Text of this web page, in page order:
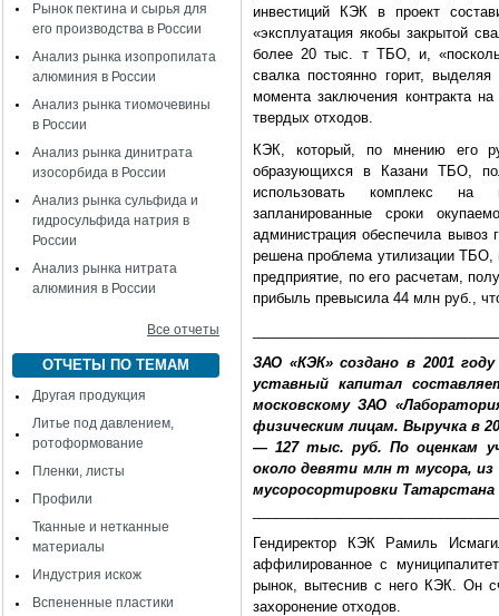
Рынок пектина и сырья для
его производства в России
Анализ рынка изопропилата
алюминия в России
Анализ рынка тиомочевины
в России
Анализ рынка динитрата
изосорбида в России
Анализ рынка сульфида и
гидросульфида натрия в
России
Анализ рынка нитрата
алюминия в России
Все отчеты
ОТЧЕТЫ ПО ТЕМАМ
Другая продукция
Литье под давлением,
ротоформование
Пленки, листы
Профили
Тканные и нетканные
материалы
Индустрия искож
Вспененные пластики
инвестиций КЭК в проект
«эксплуатация якобы закрытой
более 20 тыс. т ТБО, и,
свалка постоянно горит,
момента заключения контракта
твердых отходов.
КЭК, который, по мнению его
образующихся в Казани ТБО,
использовать комплекс на
запланированные сроки
администрация обеспечила
решена проблема утилизации
предприятие, по его расчетам,
прибыль превысила 44 млн руб.,
ЗАО «КЭК» создано в 2001
уставный капитал
московскому ЗАО
физическим лицам. Выручка в
— 127 тыс. руб. По оценкам
около девяти млн т мусора,
мусоросортировки
Гендиректор КЭК Рамиль
аффилированное с
рынок, вытеснив с него КЭК. Он
захоронение отходов.